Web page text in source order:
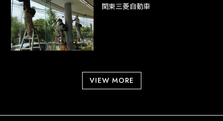
関東三菱自動車
VIEW MORE